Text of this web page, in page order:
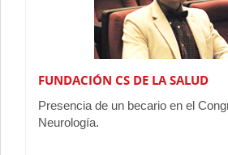
FUNDACIÓN CS DE LA SALUD
Presencia de un becario en el
Neurología.